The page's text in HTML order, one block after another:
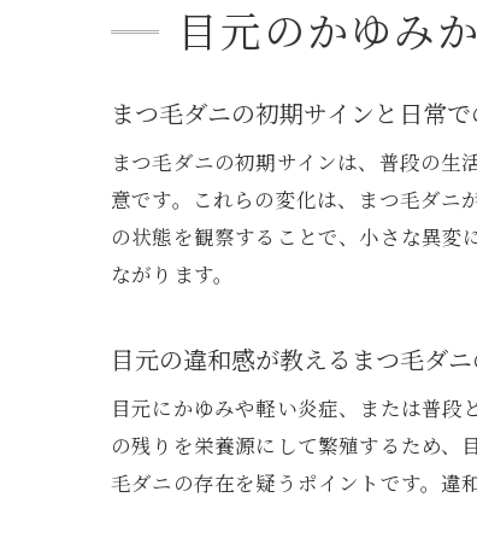
目元のかゆみ
まつ毛ダニの初期サインと日常
まつ毛ダニの初期サインは、普段の
意です。これらの変化は、まつ毛ダニ
の状態を観察することで、小さな異
ながります。
目元の違和感が教えるまつ毛ダ
目元にかゆみや軽い炎症、または普
の残りを栄養源にして繁殖するため、
毛ダニの存在を疑うポイントです。違